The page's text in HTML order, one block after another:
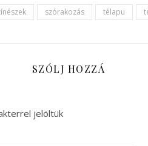
szórakozás télapu
SZÓLJ HOZZÁ
jelöltük